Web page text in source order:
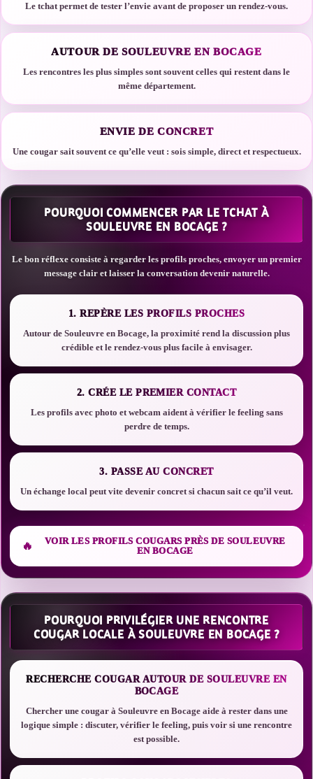
Le tchat permet de tester l’envie avant de proposer un rendez-vous.
AUTOUR DE SOULEUVRE EN BOCAGE
Les rencontres les plus simples sont souvent celles qui restent dans le
même département.
ENVIE DE CONCRET
Une cougar sait souvent ce qu’elle veut : sois simple, direct et respectueux.
POURQUOI COMMENCER PAR LE TCHAT À
SOULEUVRE EN BOCAGE ?
Le bon réflexe consiste à regarder les profils proches, envoyer un premier
message clair et laisser la conversation devenir naturelle.
1. REPÈRE LES PROFILS PROCHES
Autour de Souleuvre en Bocage, la proximité rend la discussion plus
crédible et le rendez-vous plus facile à envisager.
2. CRÉE LE PREMIER CONTACT
Les profils avec photo et webcam aident à vérifier le feeling sans
perdre de temps.
3. PASSE AU CONCRET
Un échange local peut vite devenir concret si chacun sait ce qu’il veut.
VOIR LES PROFILS COUGARS PRÈS DE SOULEUVRE
EN BOCAGE
POURQUOI PRIVILÉGIER UNE RENCONTRE
COUGAR LOCALE À SOULEUVRE EN BOCAGE ?
RECHERCHE COUGAR AUTOUR DE SOULEUVRE EN
BOCAGE
Chercher une cougar à Souleuvre en Bocage aide à rester dans une
logique simple : discuter, vérifier le feeling, puis voir si une rencontre
est possible.